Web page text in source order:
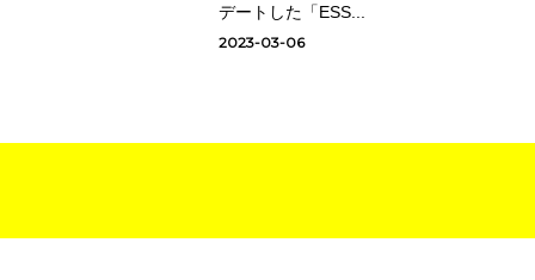
デートした「ESS...
2023-03-06